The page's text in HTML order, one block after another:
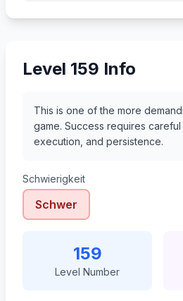
Level 159 Info
This is one of the more
game. Success requires
execution, and persistence.
Schwierigkeit
Schwer
159
Level Number